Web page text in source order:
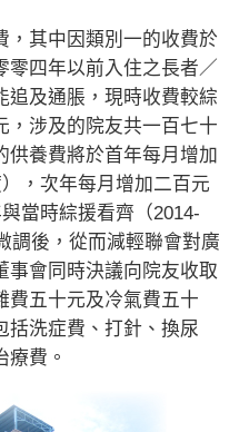
其中因類別一的收費於
四年以前入住之長者／
追及通脹，現時收費較綜
，涉及的院友共一百七十
供養費將於首年每月增加
，次年每月增加二百元
當時綜援看齊（2014-
調後，從而減輕聯會對廣
事會同時決議向院友收取
費五十元及冷氣費五十
括洗症費、打針、換尿
療費。